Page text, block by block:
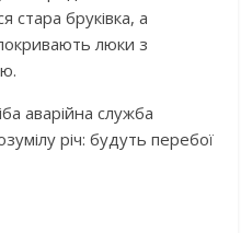
стара бруківка, а
люки з
аварійна служба
річ: будуть перебої